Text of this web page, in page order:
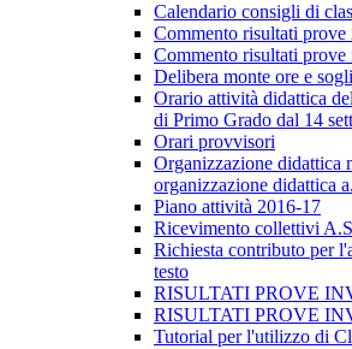
Calendario consigli di
Commento risultati prove
Commento risultati prove
Delibera monte ore e
Orario attività didattica
di Primo Grado dal 14
Orari provvisori
Organizzazione didattica
organizzazione didattica
Piano attività 2016-17
Ricevimento collettivi
Richiesta contributo per
testo
RISULTATI PROVE
RISULTATI PROVE
Tutorial per l'utilizzo di